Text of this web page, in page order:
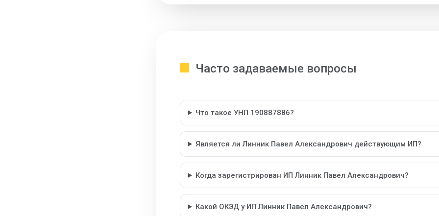
Часто задаваемые вопросы
Что такое УНП 190887886?
Является ли Линник Павел Александрович действующим ИП?
Когда зарегистрирован ИП Линник Павел Александрович?
Какой ОКЭД у ИП Линник Павел Александрович?